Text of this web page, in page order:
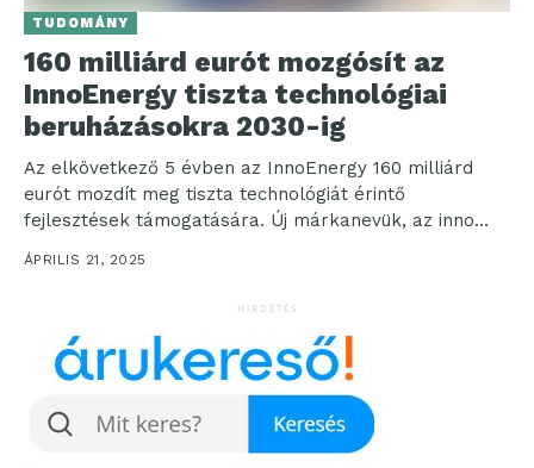
TUDOMÁNY
160 milliárd eurót mozgósít az
InnoEnergy tiszta technológiai
beruházásokra 2030-ig
Az elkövetkező 5 évben az InnoEnergy 160 milliárd
eurót mozdít meg tiszta technológiát érintő
fejlesztések támogatására. Új márkanevük, az inno
égisze alatt ezt...
ÁPRILIS 21, 2025
HIRDETÉS